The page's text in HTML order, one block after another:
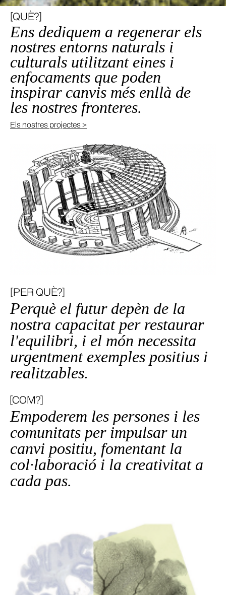
[QUÈ?]
Ens dediquem a regenerar els
nostres entorns naturals i
culturals utilitzant eines i
enfocaments que poden
inspirar canvis més enllà de
les nostres fronteres.
Els nostres projectes >
[PER QUÈ?]
Perquè el futur depèn de la
nostra capacitat per restaurar
l'equilibri, i el món necessita
urgentment exemples positius i
realitzables.
[COM?]
Empoderem les persones i les
comunitats per impulsar un
canvi positiu, fomentant la
col·laboració i la creativitat a
cada pas.